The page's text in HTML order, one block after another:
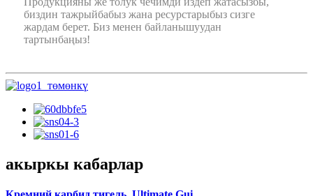
биздин тажрыйбабыз жана ресурстарыбыз сизге
жардам берет. Биз менен байланышуудан
тартынбаңыз!
акыркы кабарлар